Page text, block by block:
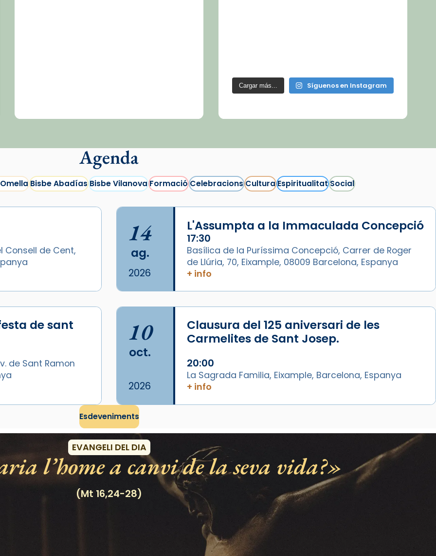
Cargar más... Síguenos en Instagram
Agenda
Bisbe AbadíasBisbe VilanovaFormacióCelebracionsCulturaEspiritualitatSocial
Consell de Cent,
14
ag.
2026
L'Assumpta a la Immaculada Concepció
17:30
Basílica de la Puríssima Concepció, Carrer de Roger
de Llúria, 70, Eixample, 08009 Barcelona, Espanya
+ info
de sant
de Sant Ramon
10
oct.
2026
Clausura del 125 aniversari de les
Carmelites de Sant Josep.
20:00
La Sagrada Familia, Eixample, Barcelona, Espanya
+ info
Esdeveniments
EVANGELI DEL DIA
l’home a canvi de la seva vida?
(Mt 16,24-28)